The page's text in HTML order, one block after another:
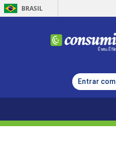
BRASIL
Entrar com